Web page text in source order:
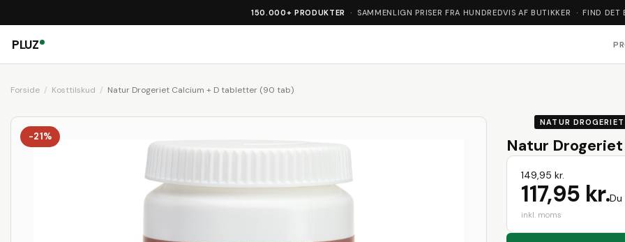
150.000+ PRODUKTER · SAMMENLIGN PRISER FRA HUNDREDVIS AF BUTIKKER · FIND DET
PLUZ
Forside Kosttilskud Natur Drogeriet Calcium + D tabletter (90 tab)
-21%
NATUR DROGERIET
Natur
149,95 kr.
117,95 kr.Du
inkl. moms